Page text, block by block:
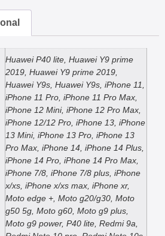
Huawei P40 lite, Huawei Y9 prime
2019, Huawei Y9 prime 2019,
Huawei Y9s, Huawei Y9s, iPhone 11,
iPhone 11 Pro, iPhone 11 Pro Max,
iPhone 12 Mini, iPhone 12 Pro Max,
iPhone 12/12 Pro, iPhone 13, iPhone
13 Mini, iPhone 13 Pro, iPhone 13
Pro Max, iPhone 14, iPhone 14 Plus,
iPhone 14 Pro, iPhone 14 Pro Max,
iPhone 7/8, iPhone 7/8 plus, iPhone
x/xs, iPhone x/xs max, iPhone xr,
Moto edge +, Moto g20/g30, Moto
g50 5g, Moto g60, Moto g9 plus,
Moto g9 power, P40 lite, Redmi 9a,